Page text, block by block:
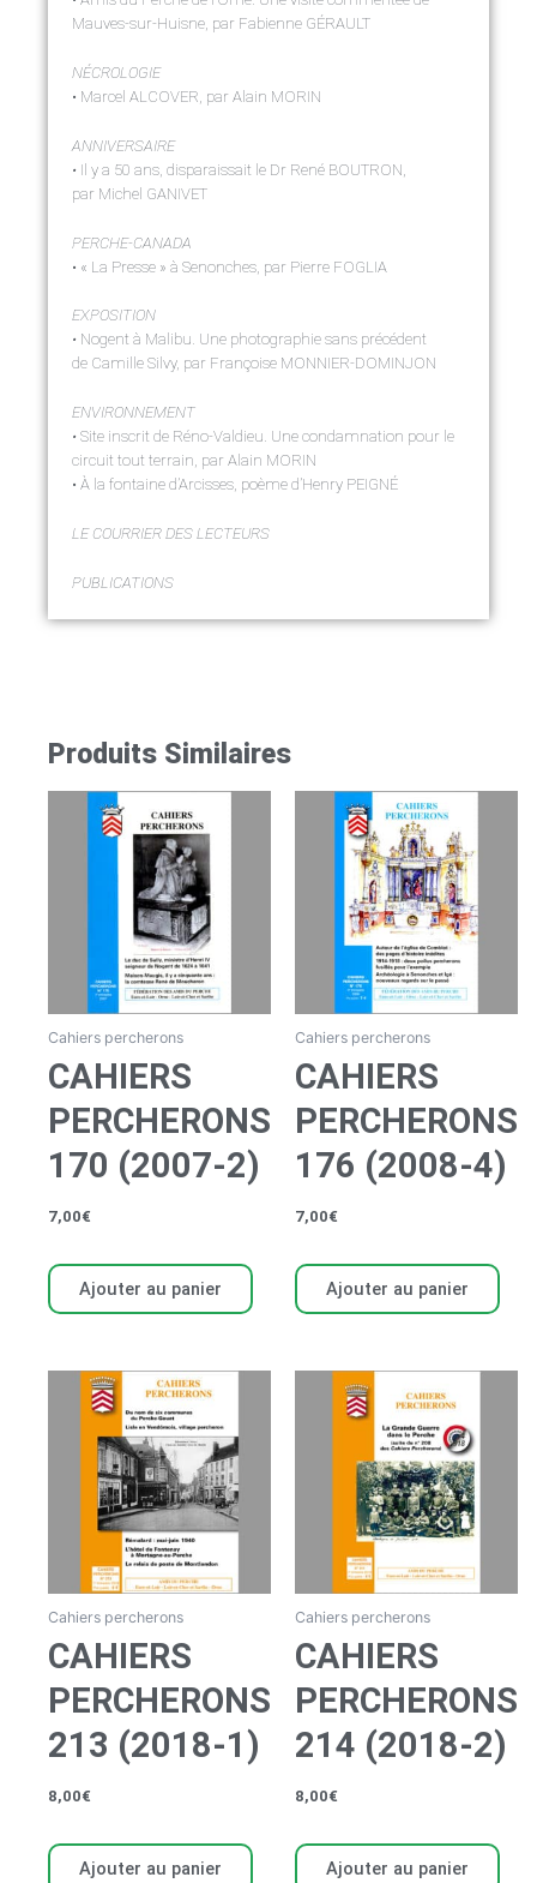
Mauves-sur-Huisne, par Fabienne GÉRAULT
NÉCROLOGIE
• Marcel ALCOVER, par Alain MORIN
ANNIVERSAIRE
• Il y a 50 ans, disparaissait le Dr René BOUTRON,
par Michel GANIVET
PERCHE-CANADA
• « La Presse » à Senonches, par Pierre FOGLIA
EXPOSITION
• Nogent à Malibu. Une photographie sans précédent
de Camille Silvy, par Françoise MONNIER-DOMINJON
ENVIRONNEMENT
• Site inscrit de Réno-Valdieu. Une condamnation pour le
circuit tout terrain, par Alain MORIN
• À la fontaine d’Arcisses, poème d’Henry PEIGNÉ
LE COURRIER DES LECTEURS
PUBLICATIONS
Produits Similaires
Cahiers percherons
CAHIERS
PERCHERONS
170 (2007-2)
7,00€
Ajouter au panier
Cahiers percherons
CAHIERS
PERCHERONS
176 (2008-4)
7,00€
Ajouter au panier
Cahiers percherons
CAHIERS
PERCHERONS
213 (2018-1)
8,00€
Ajouter au panier
Cahiers percherons
CAHIERS
PERCHERONS
214 (2018-2)
8,00€
Ajouter au panier